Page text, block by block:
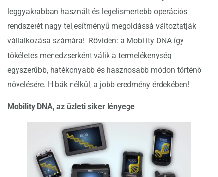
leggyakrabban használt és legelismertebb operációs
rendszerét nagy teljesítményű megoldássá változtatják
vállalkozása számára! Röviden: a Mobility DNA így
tökéletes menedzserként válik a termelékenység
egyszerűbb, hatékonyabb és hasznosabb módon történő
növelésére. Hibák nélkül, a jobb eredmény érdekében!
Mobility DNA, az üzleti siker lényege